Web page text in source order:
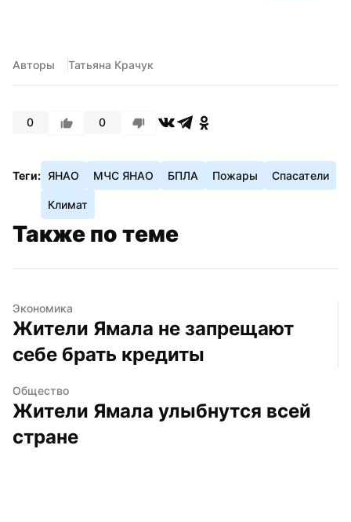
Авторы Татьяна Крачук
0 0
Теги: ЯНАО МЧС ЯНАО БПЛА Пожары Спасатели
Климат
Также по теме
Экономика
Жители Ямала не запрещают
себе брать кредиты
Общество
Жители Ямала улыбнутся всей
стране